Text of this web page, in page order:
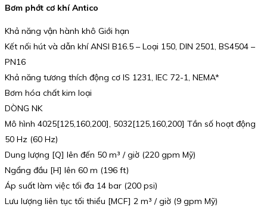
Bơm phớt cơ khí Antico
Khả năng vận hành khô Giới hạn
Kết nối hút và dẫn khí ANSI B16.5 – Loại 150, DIN 2501, BS4504 –
PN16
Khả năng tương thích động cơ IS 1231, IEC 72-1, NEMA*
Bơm hóa chất kim loại
DÒNG NK
Mô hình 4025[125,160,200], 5032[125,160,200] Tần số hoạt động
50 Hz (60 Hz)
Dung lượng [Q] lên đến 50 m³ / giờ (220 gpm Mỹ)
Ngẩng đầu [H] lên 60 m (196 ft)
Áp suất làm việc tối đa 14 bar (200 psi)
Lưu lượng liên tục tối thiểu [MCF] 2 m³ / giờ (9 gpm Mỹ)